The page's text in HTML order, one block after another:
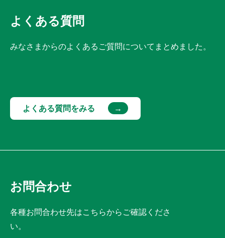
よくある質問
みなさまからのよくあるご質問についてまとめました。
よくある質問をみる
お問合わせ
各種お問合わせ先はこちらからご確認くださ
い。